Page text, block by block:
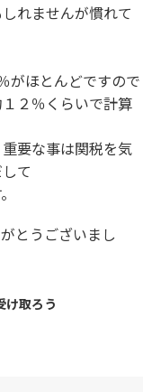
れませんが慣れて
がほとんどですので
２％くらいで計算
要な事は関税を気
て
とうございまし
け取ろう